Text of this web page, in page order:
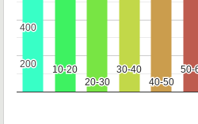
10-20
10-20
20-30
20-30
30-40
30-40
40-50
40-50
50-
50-
200
200
400
400